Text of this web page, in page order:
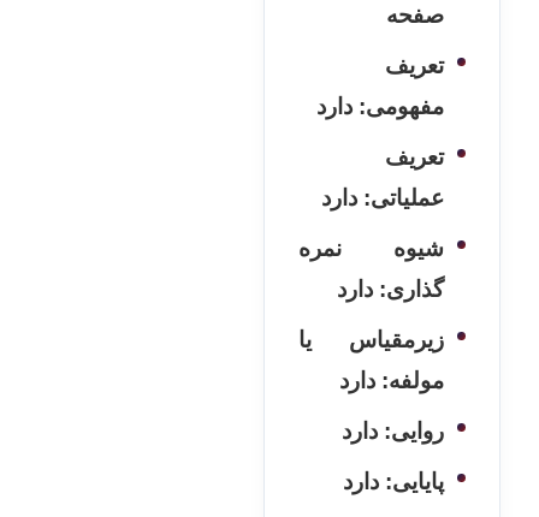
صفحه
تعریف
مفهومی: دارد
تعریف
عملیاتی: دارد
شیوه نمره
گذاری: دارد
زیرمقیاس یا
مولفه: دارد
روایی: دارد
پایایی: دارد